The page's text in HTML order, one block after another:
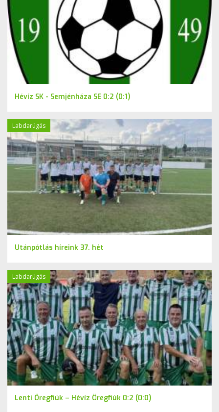
Hévíz SK - Semjénháza SE 0:2 (0:1)
Labdarúgás
Utánpótlás híreink 37. hét
Labdarúgás
Lenti Öregfiúk – Hévíz Öregfiúk 0:2 (0:0)